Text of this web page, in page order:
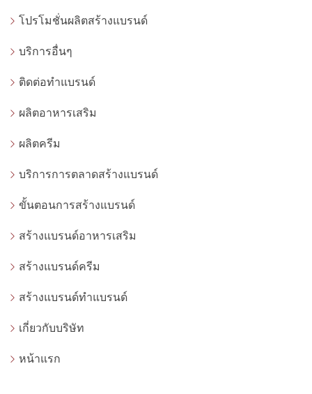
โปรโมชั่นผลิตสร้างแบรนด์
บริการอื่นๆ
ติดต่อทำแบรนด์
ผลิตอาหารเสริม
ผลิตครีม
บริการการตลาดสร้างแบรนด์
ขั้นตอนการสร้างแบรนด์
สร้างแบรนด์อาหารเสริม
สร้างแบรนด์ครีม
สร้างแบรนด์ทำแบรนด์
เกี่ยวกับบริษัท
หน้าแรก